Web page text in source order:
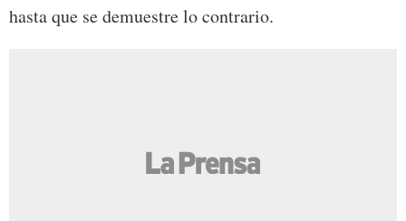
hasta que se demuestre lo contrario.